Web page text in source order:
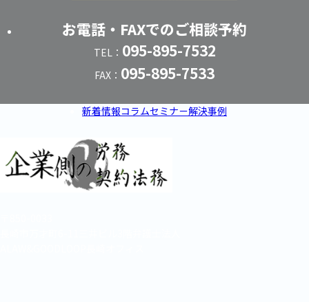
お電話・FAXでのご相談予約
TEL： 095-895-7532
FAX： 095-895-7533
新着情報コラムセミナー解決事例